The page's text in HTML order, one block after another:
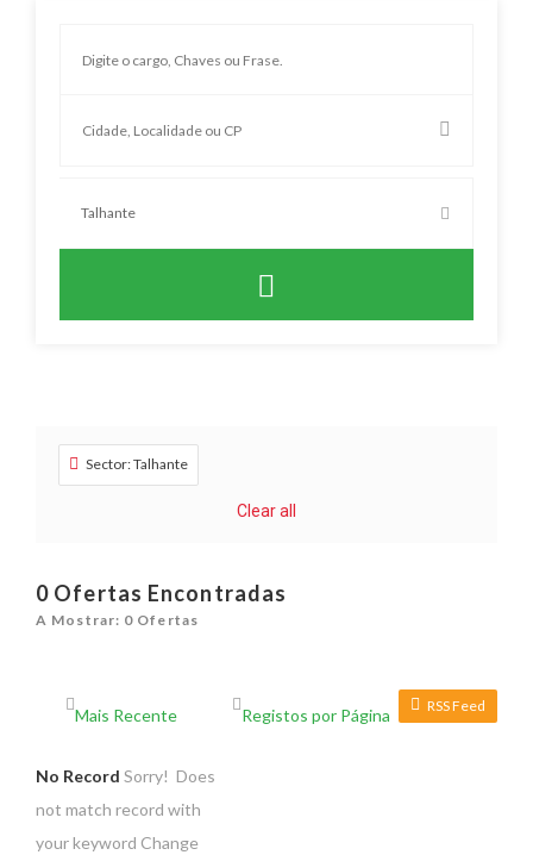
Sector: Talhante
Clear all
0 Ofertas Encontradas
A Mostrar: 0 Ofertas
RSS Feed
No Record Sorry! Does
not match record with
your keyword Change